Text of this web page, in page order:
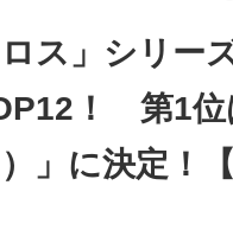
ロス」シリー
！ 第1位
」に決定！